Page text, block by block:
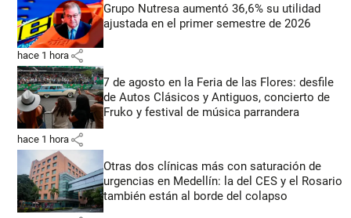
Grupo Nutresa aumentó 36,6% su utilidad
ajustada en el primer semestre de 2026
hace 1 hora share
7 de agosto en la Feria de las Flores: desfile
de Autos Clásicos y Antiguos, concierto de
Fruko y festival de música parrandera
hace 1 hora share
Otras dos clínicas más con saturación de
urgencias en Medellín: la del CES y el Rosario
también están al borde del colapso